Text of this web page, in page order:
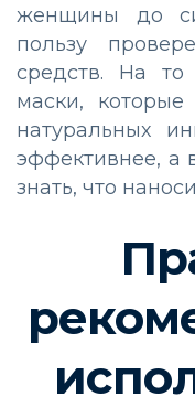
женщины до
пользу
средств. На
маски,
натуральных
эффективнее, а
знать, что